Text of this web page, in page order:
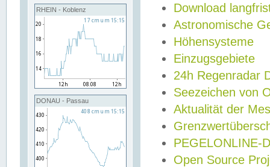
RHEIN - Koblenz
DONAU - Passau
Download
Astronomische
Höhensysteme
Einzugsgebiete
24h Regenradar
Seezeichen von
Aktualität der
PEGELONLINE-
Open Source